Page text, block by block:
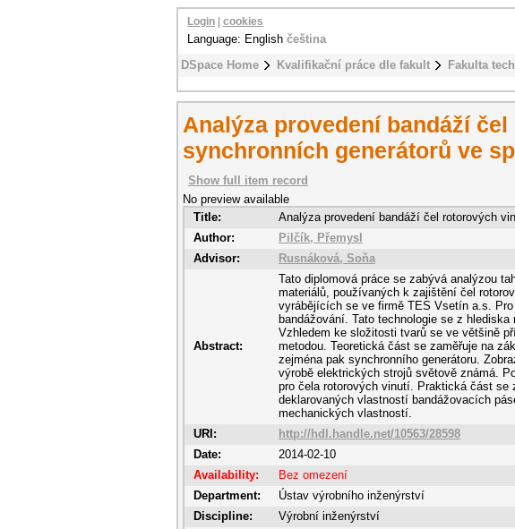
DSpace Home Kvalifikační práce dle fakult Fakulta
Login cookies
Language: English čeština
Analýza provedení bandáží
synchronních generátorů ve
Show full item record
No preview available
Title:
Analýza provedení bandáží čel rotorových
Author:
Pilčík, Přemysl
Advisor:
Rusnáková, Soňa
Abstract:
Tato diplomová práce se zabývá analýzou
materiálů, používaných k zajištění čel
vyrábějících se ve firmě TES Vsetín a.s.
bandážování. Tato technologie se z
Vzhledem ke složitosti tvarů se ve většině
metodou. Teoretická část se zaměřuje na
zejména pak synchronního generátoru.
výrobě elektrických strojů světově známá.
pro čela rotorových vinutí. Praktická část se
deklarovaných vlastností bandážovacích
mechanických vlastností.
URI:
http://hdl.handle.net/10563/28598
Date:
2014-02-10
Availability:
Bez omezení
Department:
Ústav výrobního inženýrství
Discipline:
Výrobní inženýrství